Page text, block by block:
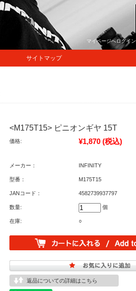
マイページへログイン
サイトマップ
<M175T15> ピニオンギヤ 15T
価格: ¥1,870 (税込)
メーカー： INFINITY
型番： M175T15
JANコード： 4582739937797
数量: 個
在庫: ○
返品についての詳細はこちら